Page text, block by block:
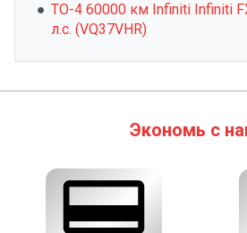
ТО-4 60000 км Infiniti Infiniti
л.с. (VQ37VHR)
Экономь с